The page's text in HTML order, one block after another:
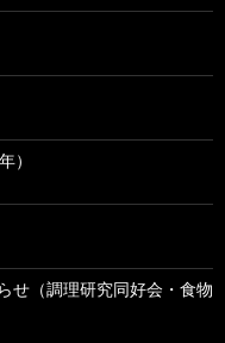
）
せ（調理研究同好会・食物